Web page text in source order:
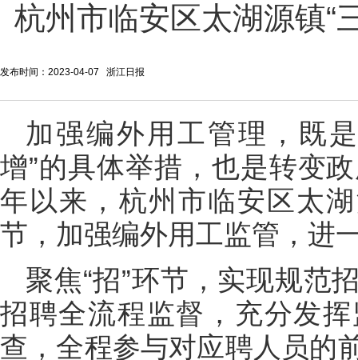
杭州市临安区太湖源镇“
发布时间：2023-04-07 浙江日报
加强编外用工管理，既
增”的具体举措，也是转变
年以来，杭州市临安区太
节，加强编外用工监管，进
聚焦“招”环节，实现规范
招聘全流程监督，充分发
查，全程参与对应聘人员的